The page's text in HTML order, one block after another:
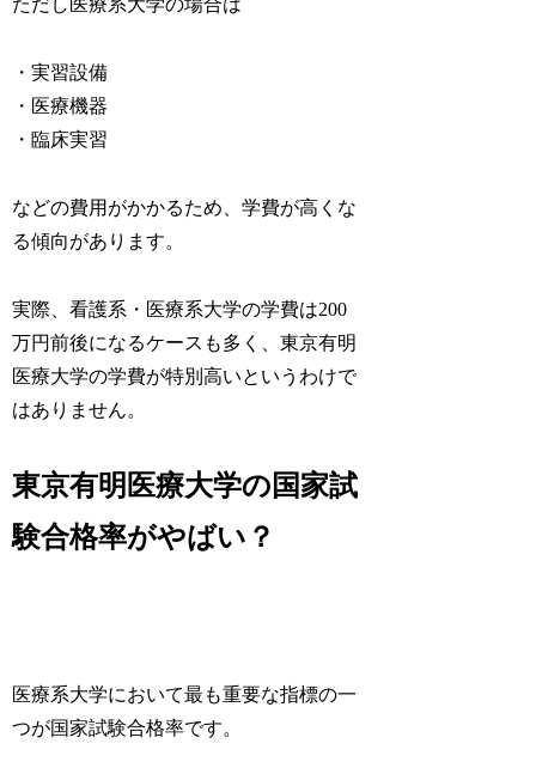
ただし医療系大学の場合は
・実習設備
・医療機器
・臨床実習
などの費用がかかるため、学費が高くな
る傾向があります。
実際、看護系・医療系大学の学費は200
万円前後になるケースも多く、東京有明
医療大学の学費が特別高いというわけで
はありません。
東京有明医療大学の国家試
験合格率がやばい？
医療系大学において最も重要な指標の一
つが国家試験合格率です。